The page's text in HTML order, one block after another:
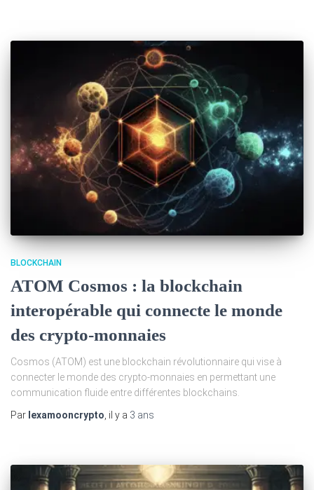
BLOCKCHAIN
ATOM Cosmos : la blockchain
interopérable qui connecte le monde
des crypto-monnaies
Cosmos (ATOM) est une blockchain révolutionnaire qui vise à
connecter le monde des crypto-monnaies en permettant une
communication fluide entre différentes blockchains.
Par lexamooncrypto, il y a 3 ans